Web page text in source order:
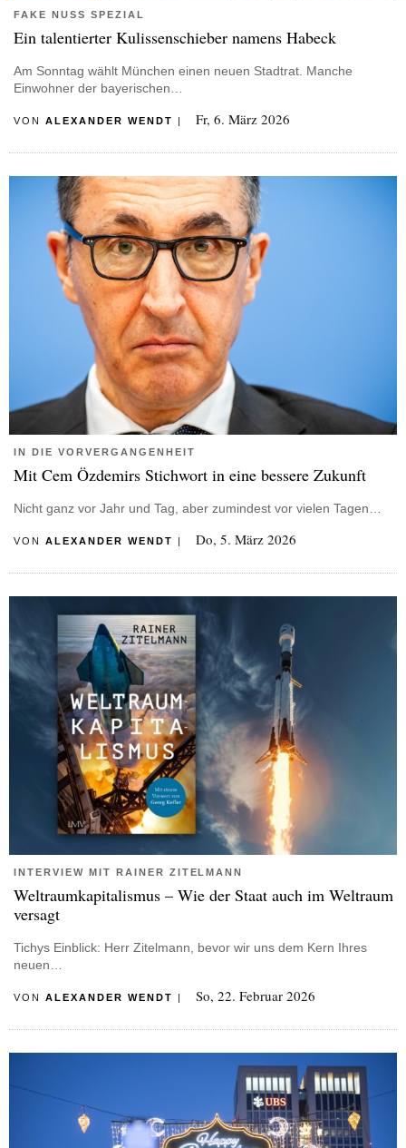
FAKE NUSS SPEZIAL
Ein talentierter Kulissenschieber namens Habeck
Am Sonntag wählt München einen neuen Stadtrat. Manche
Einwohner der bayerischen…
VON ALEXANDER WENDT | Fr, 6. März 2026
IN DIE VORVERGANGENHEIT
Mit Cem Özdemirs Stichwort in eine bessere Zukunft
Nicht ganz vor Jahr und Tag, aber zumindest vor vielen Tagen…
VON ALEXANDER WENDT | Do, 5. März 2026
INTERVIEW MIT RAINER ZITELMANN
Weltraumkapitalismus – Wie der Staat auch im Weltraum
versagt
Tichys Einblick: Herr Zitelmann, bevor wir uns dem Kern Ihres
neuen…
VON ALEXANDER WENDT | So, 22. Februar 2026